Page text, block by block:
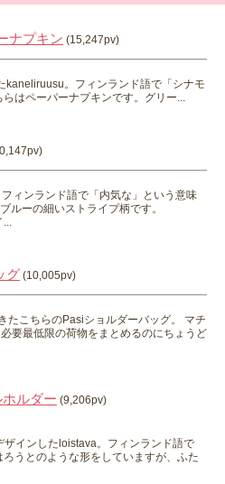
ナプキン (15,247pv)
kaneliruusu。フィンランド語で「シナモ
はペーパーナプキンです。グリー...
ィンランド語で「内気な」という意味
ルーの細いストライプ柄です。
...
グ (10,005pv)
たこちらのPasiショルダーバッグ。 マチ
要最低限の荷物をまとめるのにちょうど
ルダー (9,206pv)
インしたloistava。フィンランド語で
ろうとのような形をしていますが、ふた